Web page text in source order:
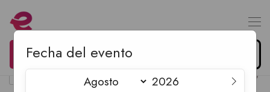
Organiza tu evento
Fecha del evento